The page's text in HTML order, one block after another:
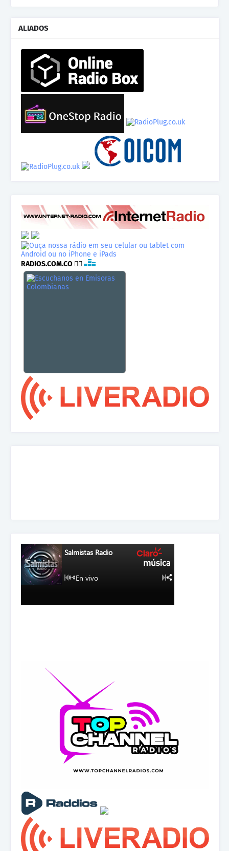
ALIADOS
RADIOS.COM.CO 👉🏾